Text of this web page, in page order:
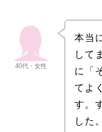
40代・女性
本当
して
に「
てよ
す。
した。